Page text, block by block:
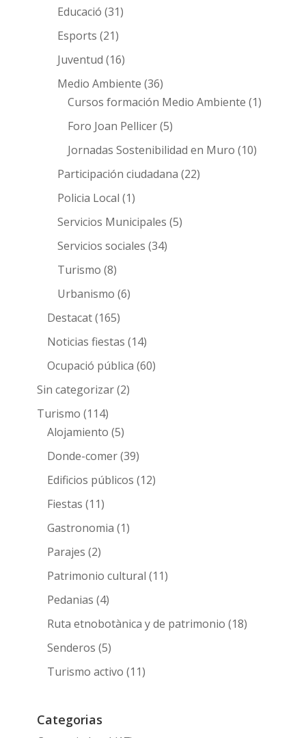
Educació (31)
Esports (21)
Juventud (16)
Medio Ambiente (36)
Cursos formación Medio Ambiente (1)
Foro Joan Pellicer(5)
Jornadas Sostenibilidad en Muro (10)
Participación ciudadana (22)
Policia Local (1)
Servicios Municipales (5)
Servicios sociales (34)
Turismo (8)
Urbanismo (6)
Destacat(165)
Noticias fiestas (14)
Ocupació pública (60)
Sin categorizar(2)
Turismo (114)
Alojamiento (5)
Donde-comer(39)
Edificios públicos (12)
Fiestas (11)
Gastronomia (1)
Parajes (2)
Patrimonio cultural (11)
Pedanias (4)
Ruta etnobotànica y de patrimonio (18)
Senderos (5)
Turismo activo (11)
Categorias